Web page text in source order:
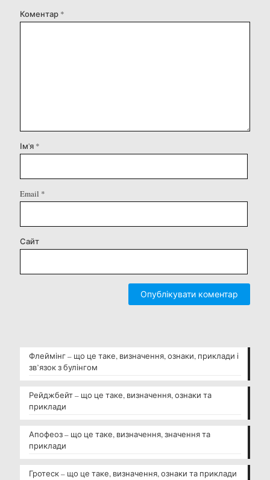
Коментар *
Ім'я *
Email *
Сайт
Флеймінг – що це таке, визначення, ознаки, приклади і
зв’язок з булінгом
Рейджбейт – що це таке, визначення, ознаки та
приклади
Апофеоз – що це таке, визначення, значення та
приклади
Гротеск – що це таке, визначення, ознаки та приклади